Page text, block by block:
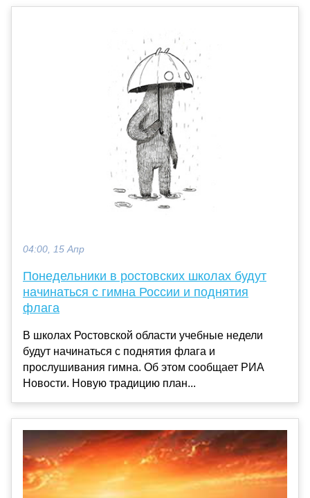
04:00, 15 Апр
Понедельники в ростовских школах будут
начинаться с гимна России и поднятия
флага
В школах Ростовской области учебные недели
будут начинаться с поднятия флага и
прослушивания гимна. Об этом сообщает РИА
Новости. Новую традицию план...